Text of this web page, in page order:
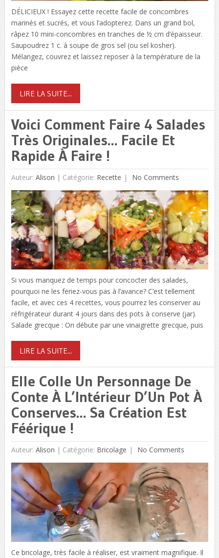
DÉLICIEUX ! Essayez cette recette facile de concombres
marinés et sucrés, et vous l’adopterez. Dans un grand bol,
râpez 10 mini-concombres en tranches de ½ cm d’épaisseur.
Saupoudrez 1 c. à soupe de gros sel (ou sel kosher).
Mélangez, couvrez et laissez reposer à la température de la
pièce
LIRE LA SUITE...
Voici Comment Faire 4 Salades
Très Originales… Facile Et
Rapide À Faire !
Auteur: Alison | Catégorie: Recette No Comments
Si vous manquez de temps pour concocter des salades,
pourquoi ne les feriez-vous pas à l’avance? C’est tellement
facile, et avec ces 4 recettes, vous pourrez les conserver au
réfrigérateur durant 4 jours dans des pots à conserve (jar).
Salade grecque : On débute par une vinaigrette grecque, puis
LIRE LA SUITE...
Elle Colle Un Personnage De
Conte À L’Intérieur D’Un Pot À
Conserves… Sa Création Est
Féérique !
Auteur: Alison | Catégorie: Bricolage No Comments
Ce bricolage, très facile à réaliser, est vraiment magnifique. Il